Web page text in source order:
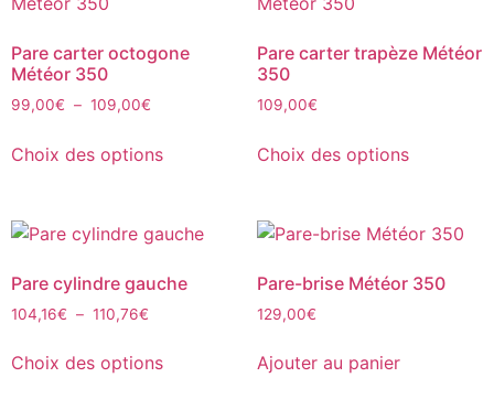
Pare carter octogone
Météor 350
99,00€ – 109,00€
Choix des options
Pare carter trapèze Météor
350
109,00€
Choix des options
Pare cylindre gauche
104,16€ – 110,76€
Choix des options
Pare-brise Météor 350
129,00€
Ajouter au panier